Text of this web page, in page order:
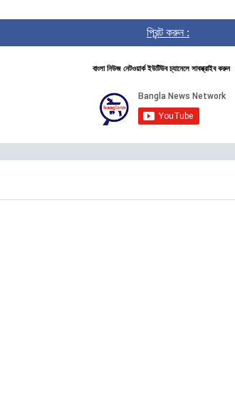
প্রিন্ট করুন :
বাংলা নিউজ নেটওয়ার্ক ইউটিউব চ্যানেলে সাবস্ক্রাইব করুন